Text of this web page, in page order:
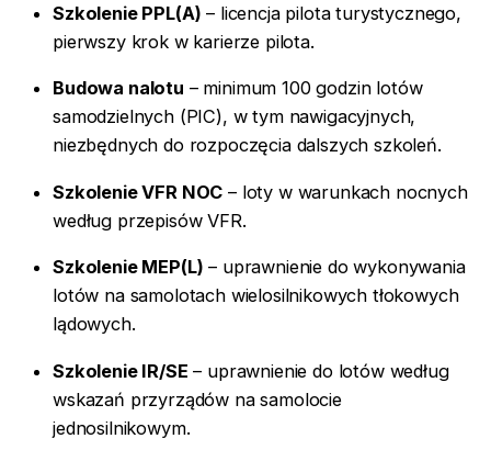
Szkolenie PPL(A) – licencja pilota turystycznego,
pierwszy krok w karierze pilota.
Budowa nalotu – minimum 100 godzin lotów
samodzielnych (PIC), w tym nawigacyjnych,
niezbędnych do rozpoczęcia dalszych szkoleń.
Szkolenie VFR NOC – loty w warunkach nocnych
według przepisów VFR.
Szkolenie MEP(L) – uprawnienie do wykonywania
lotów na samolotach wielosilnikowych tłokowych
lądowych.
Szkolenie IR/SE – uprawnienie do lotów według
wskazań przyrządów na samolocie
jednosilnikowym.